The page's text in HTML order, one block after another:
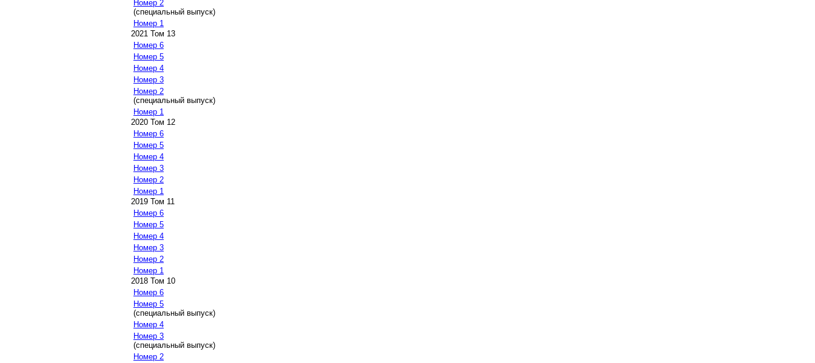
Номер 2
(специальный выпуск)
Номер 1
2021 Том 13
Номер 6
Номер 5
Номер 4
Номер 3
Номер 2
(специальный выпуск)
Номер 1
2020 Том 12
Номер 6
Номер 5
Номер 4
Номер 3
Номер 2
Номер 1
2019 Том 11
Номер 6
Номер 5
Номер 4
Номер 3
Номер 2
Номер 1
2018 Том 10
Номер 6
Номер 5
(специальный выпуск)
Номер 4
Номер 3
(специальный выпуск)
Номер 2